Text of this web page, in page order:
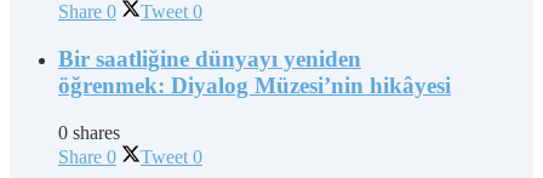
Share 0 Tweet 0
Bir saatliğine dünyayı yeniden
öğrenmek: Diyalog Müzesi’nin hikâyesi
0 shares
Share 0 Tweet 0